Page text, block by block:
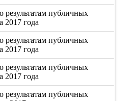
публичных
2017 года
публичных
2017 года
публичных
2017 года
публичных